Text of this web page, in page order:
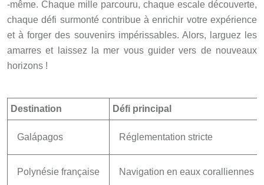
-même. Chaque mille parcouru, chaque escale découverte,
chaque défi surmonté contribue à enrichir votre expérience
et à forger des souvenirs impérissables. Alors, larguez les
amarres et laissez la mer vous guider vers de nouveaux
horizons !
Destination Défi principal
Galápagos Réglementation stricte
Polynésie française Navigation en eaux coralliennes